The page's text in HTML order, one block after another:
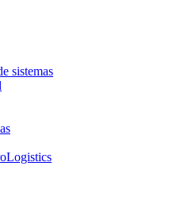
sistemas